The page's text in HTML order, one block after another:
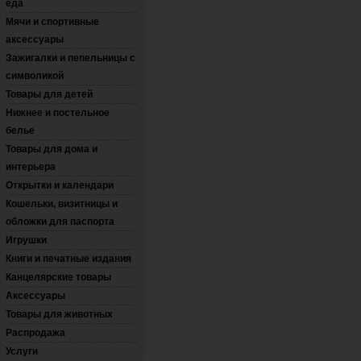
еда
Мячи и спортивные
аксессуары
Зажигалки и пепельницы с
символикой
Товары для детей
Нижнее и постельное
белье
Товары для дома и
интерьера
Открытки и календари
Кошельки, визитницы и
обложки для паспорта
Игрушки
Книги и печатные издания
Канцелярские товары
Аксессуары
Товары для животных
Распродажа
Услуги